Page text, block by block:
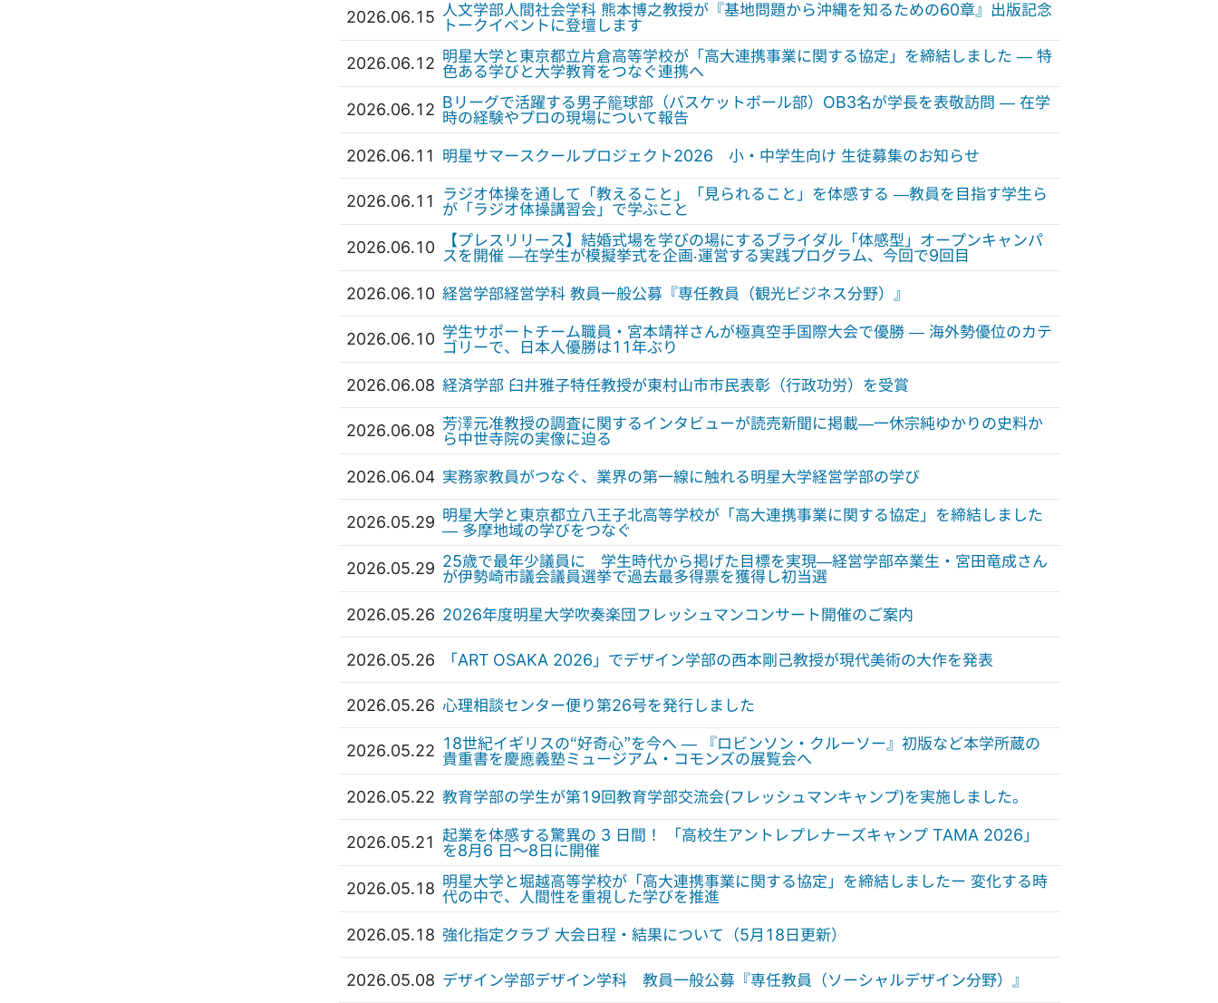
2026.06.15
人文学部人間社会学科 熊本博之教授が『基地問題から沖縄を知るための60章』出版記念
トークイベントに登壇します
2026.06.12
明星大学と東京都立片倉高等学校が「高大連携事業に関する協定」を締結しました — 特
色ある学びと大学教育をつなぐ連携へ
2026.06.12
Bリーグで活躍する男子籠球部（バスケットボール部）OB3名が学長を表敬訪問 — 在学
時の経験やプロの現場について報告
2026.06.11 明星サマースクールプロジェクト2026 小・中学生向け 生徒募集のお知らせ
2026.06.11
ラジオ体操を通して「教えること」「見られること」を体感する —教員を目指す学生ら
が「ラジオ体操講習会」で学ぶこと
2026.06.10
【プレスリリース】結婚式場を学びの場にするブライダル「体感型」オープンキャンパ
スを開催 —在学生が模擬挙式を企画‧運営する実践プログラム、今回で9回目
2026.06.10 経営学部経営学科 教員一般公募『専任教員（観光ビジネス分野）』
2026.06.10 学生サポートチーム職員・宮本靖祥さんが極真空手国際大会で優勝 — 海外勢優位のカテ
ゴリーで、日本人優勝は11年ぶり
2026.06.08 経済学部 臼井雅子特任教授が東村山市市民表彰（行政功労）を受賞
2026.06.08 芳澤元准教授の調査に関するインタビューが読売新聞に掲載—一休宗純ゆかりの史料か
ら中世寺院の実像に迫る
2026.06.04 実務家教員がつなぐ、業界の第一線に触れる明星大学経営学部の学び
2026.05.29
明星大学と東京都立八王子北高等学校が「高大連携事業に関する協定」を締結しました
— 多摩地域の学びをつなぐ
2026.05.29 25歳で最年少議員に 学生時代から掲げた目標を実現—経営学部卒業生・宮田竜成さん
が伊勢崎市議会議員選挙で過去最多得票を獲得し初当選
2026.05.26 2026年度明星大学吹奏楽団フレッシュマンコンサート開催のご案内
2026.05.26 「ART OSAKA 2026」でデザイン学部の西本剛己教授が現代美術の大作を発表
2026.05.26 心理相談センター便り第26号を発行しました
2026.05.22
18世紀イギリスの“好奇心”を今へ — 『ロビンソン・クルーソー』初版など本学所蔵の
貴重書を慶應義塾ミュージアム・コモンズの展覧会へ
2026.05.22 教育学部の学生が第19回教育学部交流会(フレッシュマンキャンプ)を実施しました。
2026.05.21
起業を体感する驚異の 3 日間！ 「高校生アントレプレナーズキャンプ TAMA 2026」
を8月6 日～8日に開催
2026.05.18
明星大学と堀越高等学校が「高大連携事業に関する協定」を締結しましたー 変化する時
代の中で、人間性を重視した学びを推進
2026.05.18 強化指定クラブ 大会日程・結果について（5月18日更新）
2026.05.08 デザイン学部デザイン学科 教員一般公募『専任教員（ソーシャルデザイン分野）』